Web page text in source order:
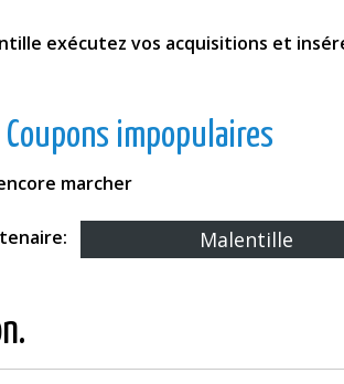
exécutez vos acquisitions et
Coupons impopulaires
marcher
Malentille